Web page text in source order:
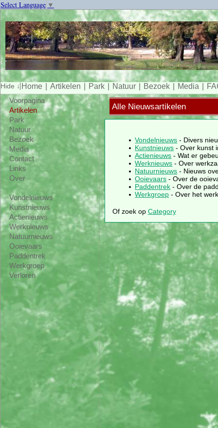
Select Language ▼
Home Artikelen Park Natuur Bezoek Media
Voorpagina
Artikelen
Park
Natuur
Bezoek
Media
Contact
Links
Over
Vondelnieuws
Kunstnieuws
Actienieuws
Werknieuws
Natuurnieuws
Ooievaars
Paddentrek
Werkgroep
Verloren
Alle Nieuwsartikelen
Vondelnieuws - Divers
Kunstnieuws - Over kunst
Actienieuws - Wat er
Werknieuws - Over
Natuurnieuws - Nieuws
Ooievaars - Over de
Paddentrek - Over de
Werkgroep - Over het
Of zoek op Category